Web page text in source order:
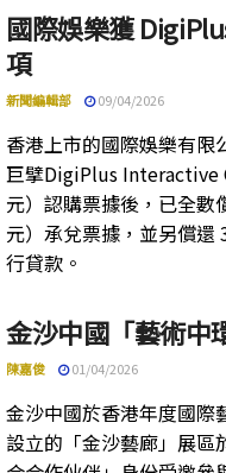
國際娛樂獲
項
新聞編輯部 09/04/2026
香港上市的國際娛樂有限
巨擘DigiPlus Interactive
元）認購票據後，已全數
元）承兌票據，並另償還
行貸款。
金沙中國「藝術中
陳嘉俊 01/04/2026
金沙中國於香港年度國際
設立的「金沙藝廊」展區